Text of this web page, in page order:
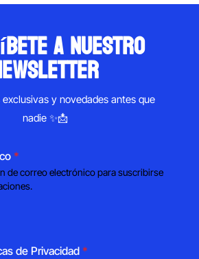
a nuestro
y novedades antes que
nadie ✨📩
*
de correo electrónico para suscribirse
de Privacidad *